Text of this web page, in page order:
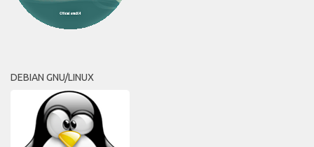
DEBIAN GNU/LINUX